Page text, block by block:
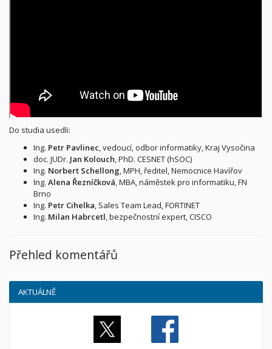
Do studia usedli:
Ing. Petr Pavlinec, vedoucí, odbor informatiky, Kraj Vysočina
doc. JUDr. Jan Kolouch, PhD. CESNET (hSOC)
Ing. Norbert Schellong, MPH, ředitel, Nemocnice Havířov
Ing. Alena Řezníčková, MBA, náměstek pro informatiku, FN
Brno
Ing. Petr Cihelka, Sales Team Lead, FORTINET
Ing. Milan Habrcetl, bezpečnostní expert, CISCO
Přehled komentářů
AKTUÁLNĚ